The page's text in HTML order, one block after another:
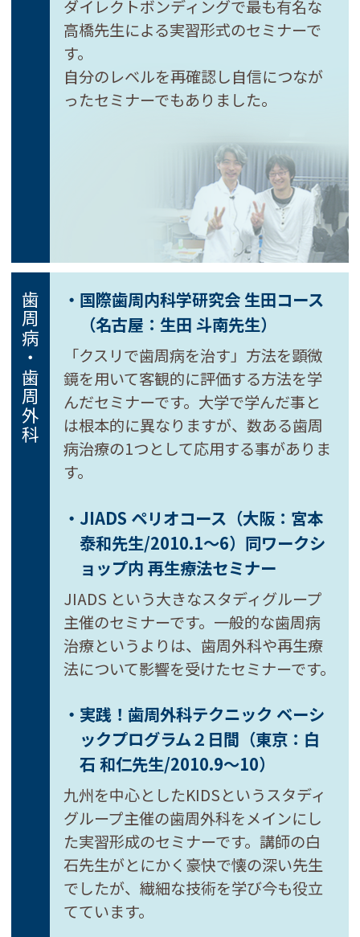
ダイレクトボンディングで最も有名な
高橋先生による実習形式のセミナーで
す。
自分のレベルを再確認し自信につなが
ったセミナーでもありました。
歯周病・歯周外科
・国際歯周内科学研究会 生田コース
（名古屋：生田 斗南先生）
「クスリで歯周病を治す」方法を顕微
鏡を用いて客観的に評価する方法を学
んだセミナーです。大学で学んだ事と
は根本的に異なりますが、数ある歯周
病治療の1つとして応用する事がありま
す。
・JIADS ペリオコース （大阪：宮本
泰和先生/2010.1～6） 同ワークシ
ョップ内 再生療法セミナー
JIADS という大きなスタディグループ
主催のセミナーです。一般的な歯周病
治療というよりは、歯周外科や再生療
法について影響を受けたセミナーです。
・実践！歯周外科テクニック ベーシ
ックプログラム２日間 （東京：白
石 和仁先生/2010.9～10）
九州を中心としたKIDSというスタディ
グループ主催の歯周外科をメインにし
た実習形成のセミナーです。講師の白
石先生がとにかく豪快で懐の深い先生
でしたが、繊細な技術を学び今も役立
てています。